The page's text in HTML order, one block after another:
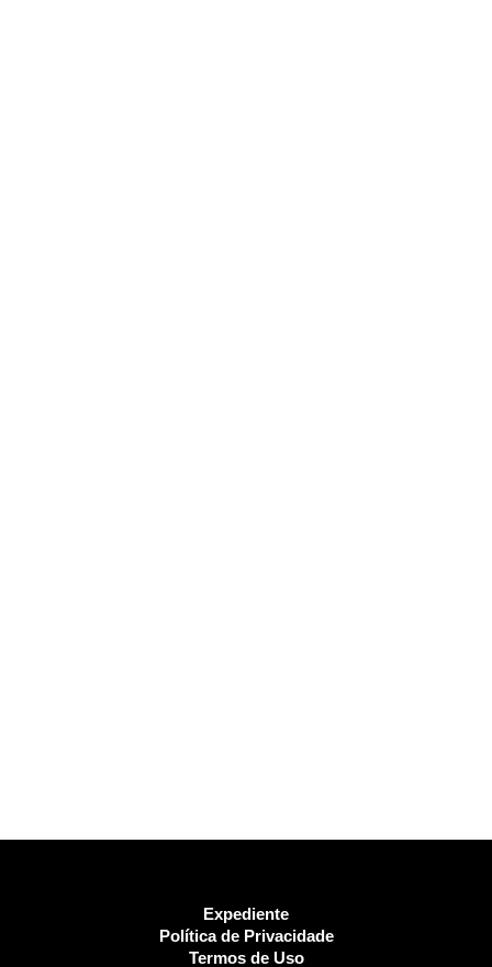
Expediente
Política de Privacidade
Termos de Uso